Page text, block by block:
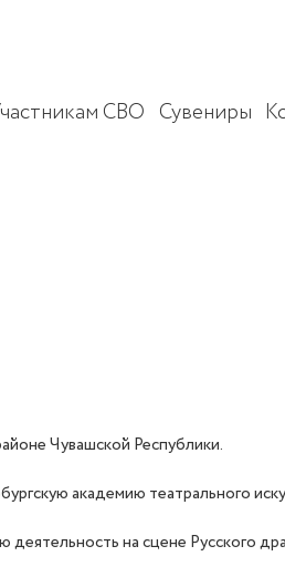
СВО Сувениры
Чувашской Республики.
академию театрального
деятельность на сцене Русского